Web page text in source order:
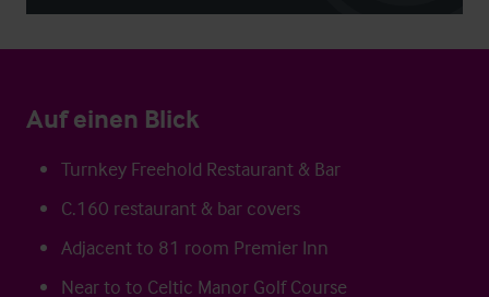
Auf einen Blick
Turnkey Freehold Restaurant & Bar
C.160 restaurant & bar covers
Adjacent to 81 room Premier Inn
Near to to Celtic Manor Golf Course